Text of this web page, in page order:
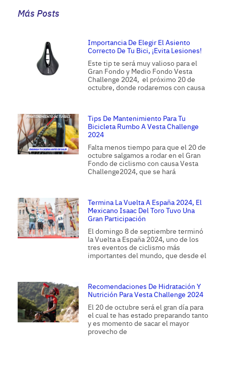
Más Posts
Importancia De Elegir El Asiento
Correcto De Tu Bici, ¡evita Lesiones!
Este tip te será muy valioso para el
Gran Fondo y Medio Fondo Vesta
Challenge 2024, el próximo 20 de
octubre, donde rodaremos con causa
Tips De Mantenimiento Para Tu
Bicicleta Rumbo A Vesta Challenge
2024
Falta menos tiempo para que el 20 de
octubre salgamos a rodar en el Gran
Fondo de ciclismo con causa Vesta
Challenge2024, que se hará
Termina La Vuelta A España 2024, El
Mexicano Isaac Del Toro Tuvo Una
Gran Participación
El domingo 8 de septiembre terminó
la Vuelta a España 2024, uno de los
tres eventos de ciclismo más
importantes del mundo, que desde el
Recomendaciones De Hidratación Y
Nutrición Para Vesta Challenge 2024
El 20 de octubre será el gran día para
el cual te has estado preparando tanto
y es momento de sacar el mayor
provecho de